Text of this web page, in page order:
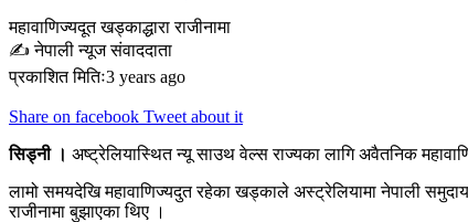
महावाणिज्यदूत खड्काद्धारा राजीनामा
✍ नेपाली न्यूज संवाददाता
प्रकाशित मितिः3 years ago
Share on facebook Tweet about it
सिड्नी । अष्ट्रेलियास्थित न्यू साउथ वेल्स राज्यका लागि अवैतनिक
लामो समयदेखि महावाणिज्यदुत रहेका खड्काले अस्ट्रेलियामा नेपाली
राजीनामा बुझाएका थिए ।